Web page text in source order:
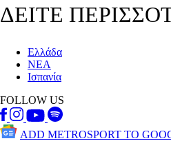
ΔΕΙΤΕ
Ελλάδα
ΝΕΑ
Ισπανία
FOLLOW US
ADD METROSPORT TO